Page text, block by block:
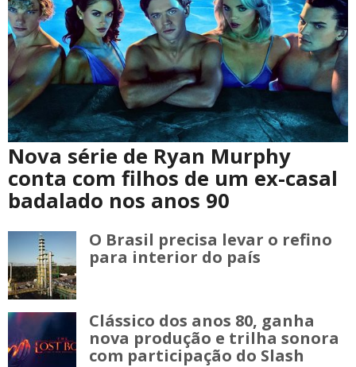
Nova série de Ryan Murphy
conta com filhos de um ex-casal
badalado nos anos 90
O Brasil precisa levar o refino
para interior do país
Clássico dos anos 80, ganha
nova produção e trilha sonora
com participação do Slash